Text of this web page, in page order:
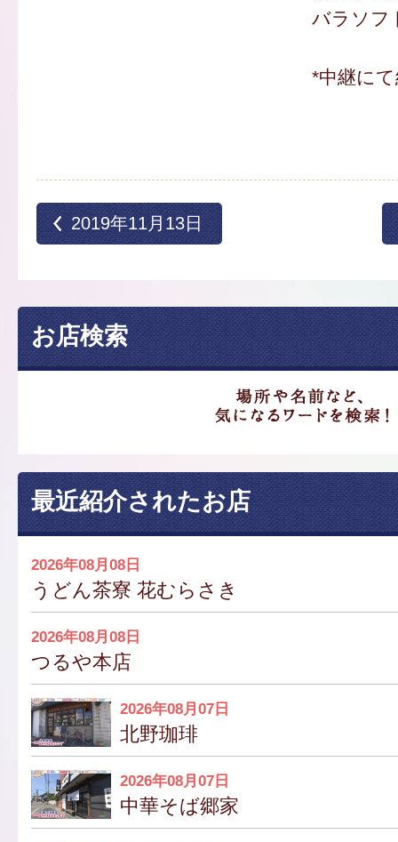
バラソフ
*中継に
2019年11月13日
お店検索
最近紹介されたお店
2026年08月08日
うどん茶寮 花むらさき
2026年08月08日
つるや本店
2026年08月07日
北野珈琲
2026年08月07日
中華そば郷家